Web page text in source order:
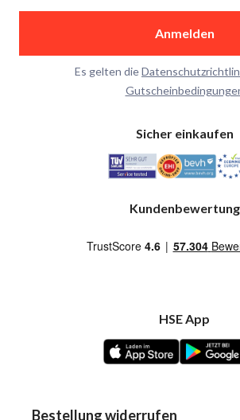
Anmelden
Es gelten die
Sicher einkaufen
Kundenbewertung
HSE App
Bestellung widerrufen